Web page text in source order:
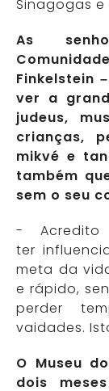
Sinagogas
As
Finkelstein
ver a
judeus,
crianças,
mikvé e
também
sem o seu
-
ter
meta da
e rápido,
perder
vaidades.
O Museu
dois